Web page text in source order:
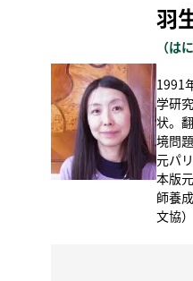
羽
（は
1991
学研
状。
境問
元パ
本版
師養
文協）